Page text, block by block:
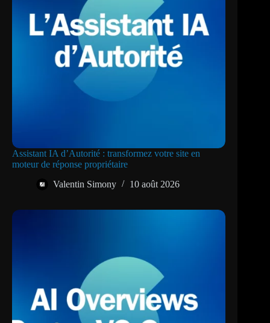
Assistant IA d’Autorité : transformez votre site en
moteur de réponse propriétaire
Valentin Simony
10 août 2026